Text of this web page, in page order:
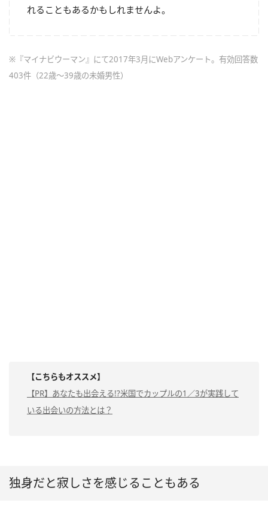
れることもあるかもしれませんよ。
※『マイナビウーマン』にて2017年3月にWebアンケート。有効回答数
403件（22歳～39歳の未婚男性）
【こちらもオススメ】
【PR】あなたも出会える!?米国でカップルの1／3が実践して
いる出会いの方法とは？
独身だと寂しさを感じることもある